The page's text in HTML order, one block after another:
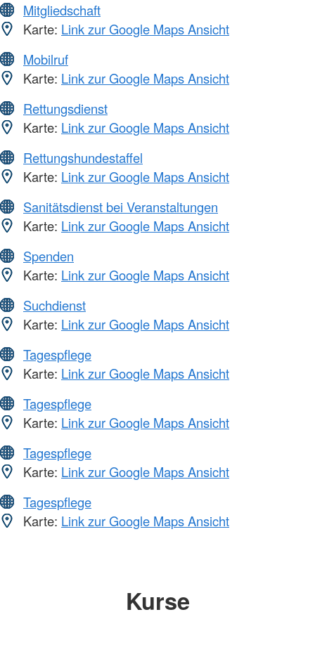
Mitgliedschaft
Karte: Link zur Google Maps Ansicht
Mobilruf
Karte: Link zur Google Maps Ansicht
Rettungsdienst
Karte: Link zur Google Maps Ansicht
Rettungshundestaffel
Karte: Link zur Google Maps Ansicht
Sanitätsdienst bei Veranstaltungen
Karte: Link zur Google Maps Ansicht
Spenden
Karte: Link zur Google Maps Ansicht
Suchdienst
Karte: Link zur Google Maps Ansicht
Tagespflege
Karte: Link zur Google Maps Ansicht
Tagespflege
Karte: Link zur Google Maps Ansicht
Tagespflege
Karte: Link zur Google Maps Ansicht
Tagespflege
Karte: Link zur Google Maps Ansicht
Kurse